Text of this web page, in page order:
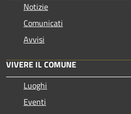
Notizie
Comunicati
Avvisi
VIVERE IL COMUNE
Luoghi
Eventi